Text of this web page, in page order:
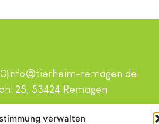
verwalten
Alle Rechte vorbehalten.
info@tierheim-remagen.de
25, 53424 Remagen